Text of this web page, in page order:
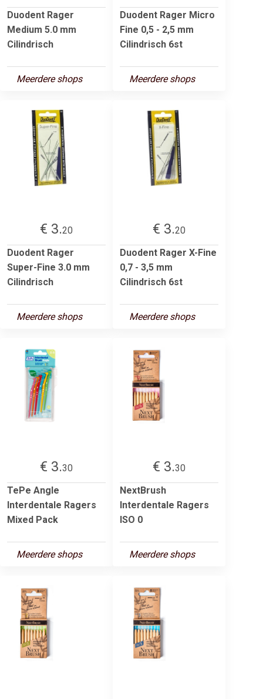
Duodent Rager
Medium 5.0 mm
Cilindrisch
Meerdere shops
Duodent Rager Micro
Fine 0,5 - 2,5 mm
Cilindrisch 6st
Meerdere shops
€ 3.20
Duodent Rager
Super-Fine 3.0 mm
Cilindrisch
Meerdere shops
€ 3.20
Duodent Rager X-Fine
0,7 - 3,5 mm
Cilindrisch 6st
Meerdere shops
€ 3.30
TePe Angle
Interdentale Ragers
Mixed Pack
Meerdere shops
€ 3.30
NextBrush
Interdentale Ragers
ISO 0
Meerdere shops